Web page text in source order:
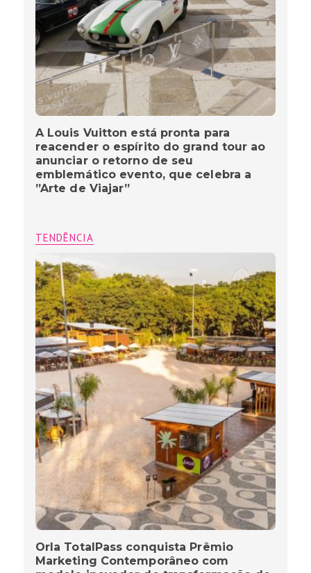
A Louis Vuitton está pronta para
reacender o espírito do grand tour ao
anunciar o retorno de seu
emblemático evento, que celebra a
”Arte de Viajar”
TENDÊNCIA
Orla TotalPass conquista Prêmio
Marketing Contemporâneo com